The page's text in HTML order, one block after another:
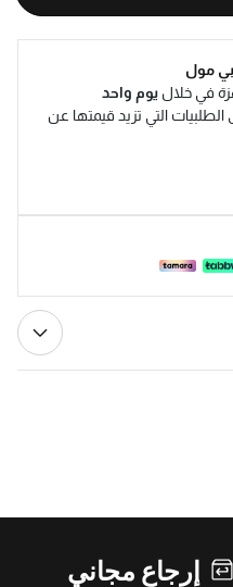
مول
في خلال يوم واحد
الطلبيات التي تزيد قيمتها عن
إرجاع مجاني